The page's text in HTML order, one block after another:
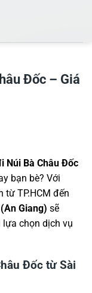
Đốc – Giá
Núi Bà Châu Đốc
bạn bè? Với
từ TP.HCM đến
Giang) sẽ
chọn dịch vụ
Đốc từ Sài